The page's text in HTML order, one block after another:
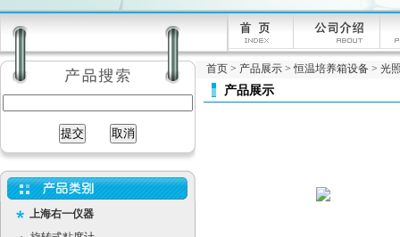
上海右一仪器
首页 > 产品展示 >恒温培养箱设备 > 光
产品展示